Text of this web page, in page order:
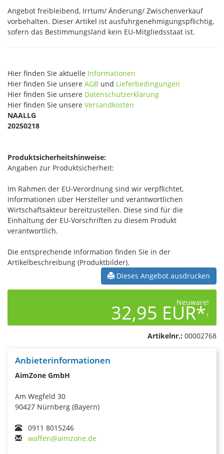
Angebot freibleibend, Irrtum/ Änderung/ Zwischenverkauf
vorbehalten. Dieser Artikel ist ausfuhrgenehmigungspflichtig,
sofern das Bestimmungsland kein EU-Mitgliedsstaat ist.
Hier finden Sie aktuelle Informationen
Hier finden Sie unsere AGB und Lieferbedingungen
Hier finden Sie unsere Datenschutzerklärung
Hier finden Sie unsere Versandkosten
NAALLG
20250218
Produktsicherheitshinweise:
Angaben zur Produktsicherheit:
Im Rahmen der EU-Verordnung sind wir verpflichtet,
Informationen über Hersteller und verantwortlichen
Wirtschaftsakteur bereitzustellen. Diese sind für die
Einhaltung der EU-Vorschriften zu diesem Produkt
verantwortlich.
Die entsprechende Information finden Sie in der
Artikelbeschreibung (Produktbilder).
Dieses Angebot ausdrucken
Neuware!
32,95 EUR*1
Artikelnr.: 00002768
Anbieterinformationen
AimZone GmbH
Am Wegfeld 30
90427 Nürnberg (Bayern)
0911 8015246
waffen@aimzone.de